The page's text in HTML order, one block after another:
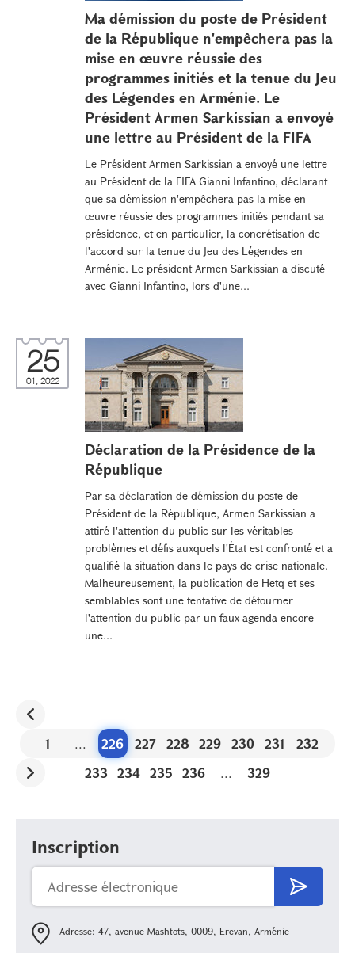
Ma démission du poste de Président
de la République n'empêchera pas la
mise en œuvre réussie des
programmes initiés et la tenue du Jeu
des Légendes en Arménie. Le
Président Armen Sarkissian a envoyé
une lettre au Président de la FIFA
Le Président Armen Sarkissian a envoyé une lettre
au Président de la FIFA Gianni Infantino, déclarant
que sa démission n'empêchera pas la mise en
œuvre réussie des programmes initiés pendant sa
présidence, et en particulier, la concrétisation de
l'accord sur la tenue du Jeu des Légendes en
Arménie. Le président Armen Sarkissian a discuté
avec Gianni Infantino, lors d'une...
25
01, 2022
Déclaration de la Présidence de la
République
Par sa déclaration de démission du poste de
Président de la République, Armen Sarkissian a
attiré l'attention du public sur les véritables
problèmes et défis auxquels l'État est confronté et a
qualifié la situation dans le pays de crise nationale.
Malheureusement, la publication de Hetq et ses
semblables sont une tentative de détourner
l'attention du public par un faux agenda encore
une...
1 ... 226 227 228 229 230 231
232
233
234 235 236 ... 329
Inscription
Adresse: 47, avenue Mashtots, 0009, Erevan, Arménie